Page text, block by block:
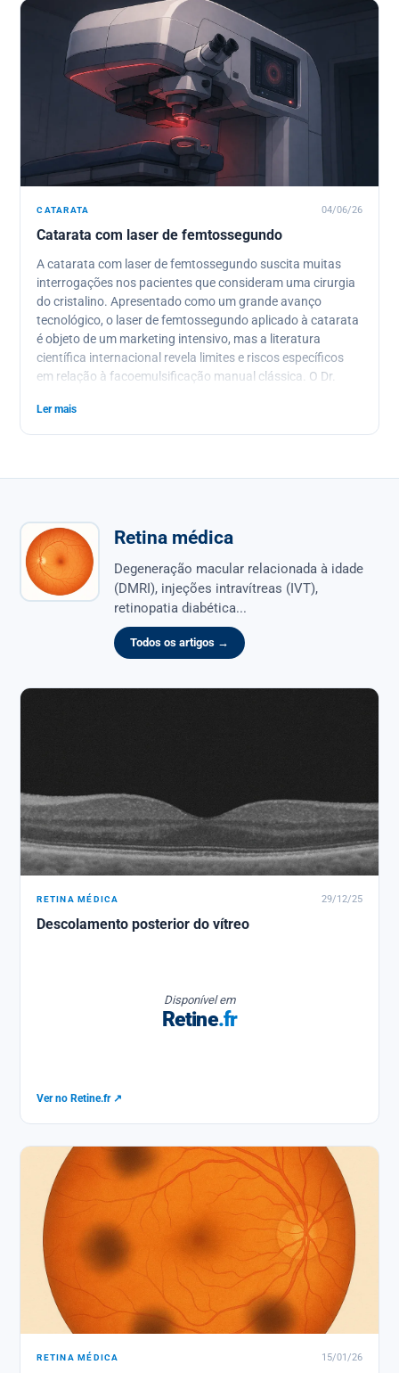
serenidade adicional, desde a gestão das complicações até
ao acompanhamento das patologias retinianas
associadas.
CATARATA 04/06/26
Catarata com laser de femtossegundo
A catarata com laser de femtossegundo suscita muitas
interrogações nos pacientes que consideram uma cirurgia
do cristalino. Apresentado como um grande avanço
tecnológico, o laser de femtossegundo aplicado à catarata
é objeto de um marketing intensivo, mas a literatura
científica internacional revela limites e riscos específicos
em relação à facoemulsificação manual clássica. O Dr.
a técnica manual continua sendo a referência mais segura
e mais reprodutível para operar a catarata.
Ler mais
Retina médica
Degeneração macular relacionada à idade
(DMRI), injeções intravítreas (IVT),
retinopatia diabética...
Todos os artigos →
RETINA MÉDICA 29/12/25
Descolamento posterior do vítreo
Disponível em
Retine.fr
Ver no Retine.fr ↗
RETINA MÉDICA 15/01/26